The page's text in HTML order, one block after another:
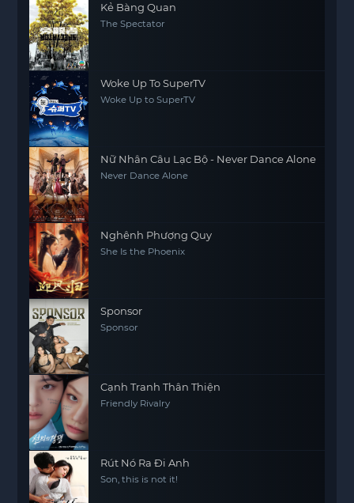
Kẻ Bàng Quan
The Spectator
Woke Up To SuperTV
Woke Up to SuperTV
Nữ Nhân Câu Lạc Bộ - Never Dance Alone
Never Dance Alone
Nghênh Phượng Quy
She Is the Phoenix
Sponsor
Sponsor
Cạnh Tranh Thân Thiện
Friendly Rivalry
Rút Nó Ra Đi Anh
Son, this is not it!